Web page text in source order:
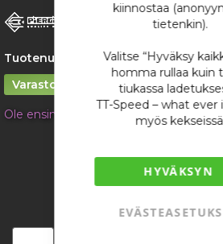
kiinnostaa
tietenkin).
Valitse “Hyväksy
homma rullaa kuin
tiukassa
TT-Speed – what ever
myös
HYVÄKSYN
the
gallery
Tuotenumero:
4798
Varastossa
Ole ensimmäinen tuotteen arvostelija
/ kappale